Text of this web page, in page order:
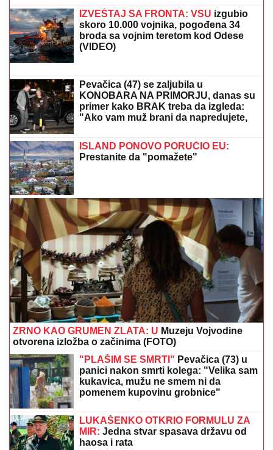
Potez slavnog tenisera iznenadio sve -
o ovome se i dalje priča
ŠAMPION JE BIO PREJAK:Aberdin je protiv Hartsa i
u Liga kupu pokazao snagu, ali Dandi se uzda u
domaći teren
"SMETALI SU MU MOJI IZLASCI"
Voditeljka Ana Radulović progovorila
o razvodu od pevača Mirčeta
Radulovića
"ZBOG DOKTORKE SAM IZGUBILA
POSAO"Poznata Srpkinja se uništila
estetskim zahvatima, pa vratila
prirodan izgled: Sada isplivala stara
fotka
KRATAK ŠORTS OTKRIO CELU BUTINU: